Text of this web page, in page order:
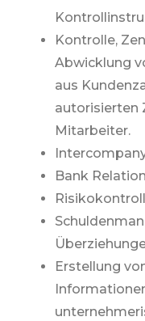
Kontrolle,
Abwicklung
aus
autorisierten
Mitarbeiter.
Bank
Erstellung